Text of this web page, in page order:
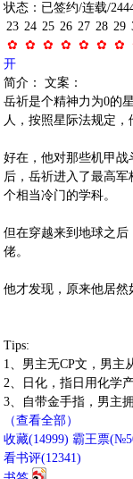
状态：已签约/连载/
23
✿
24
✿
25
✿
26
✿
27
✿
28
✿
29
✿
开
简介： 文案：
岳祈是个精神力为0的
人，按照星际法规定，
好在，他对那些机甲
后，岳祈进入了最高
个相当冷门的学科。
但在穿越来到地球之
佬。
他才发现，原来他居然
Tips:
1、男主无CP文，男主
2、日化，指日用化学产
3、自带金手指，男主
（查看全部）
收藏(14999) 霸王票
看书评(12341)